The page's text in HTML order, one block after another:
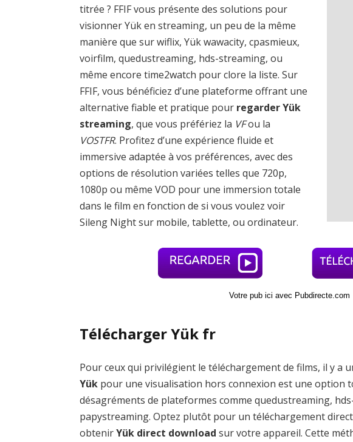
titrée ? FFIF vous présente des solutions pour
visionner Yük en streaming, un peu de la même
manière que sur wiflix, Yük wawacity, cpasmieux,
voirfilm, quedustreaming, hds-streaming, ou
même encore time2watch pour clore la liste. Sur
FFIF, vous bénéficiez d’une plateforme offrant une
alternative fiable et pratique pour regarder Yük
streaming, que vous préfériez la VFou la
VOSTFR. Profitez d’une expérience fluide et
immersive adaptée à vos préférences, avec des
options de résolution variées telles que 720p,
1080p ou même VOD pour une immersion totale
dans le film en fonction de si vous voulez voir
Sileng Night sur mobile, tablette, ou ordinateur.
Votre pub ici avec Pubdirecte.com
Télécharger Yük fr
Pour ceux qui privilégient le téléchargement de films, il y a
Yük pour une visualisation hors connexion est une option
désagréments de plateformes comme quedustreaming,
papystreaming. Optez plutôt pour un téléchargement
obtenirYük direct download sur votre appareil. Cette